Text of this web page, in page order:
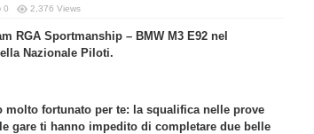
0 2,376 Views
RGA Sportmanship – BMW M3 E92 nel
Nazionale Piloti.
molto fortunato per te: la squalifica nelle prove
gare ti hanno impedito di completare due belle